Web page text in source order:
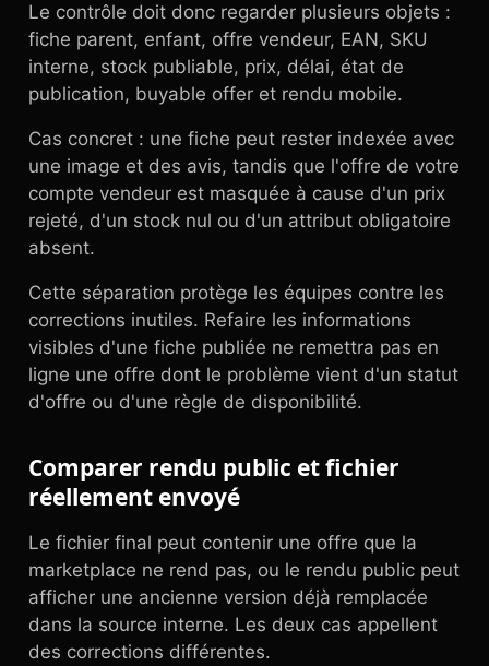
Le contrôle doit donc regarder plusieurs objets :
fiche parent, enfant, offre vendeur, EAN, SKU
interne, stock publiable, prix, délai, état de
publication, buyable offer et rendu mobile.
Cas concret : une fiche peut rester indexée avec
une image et des avis, tandis que l'offre de votre
compte vendeur est masquée à cause d'un prix
rejeté, d'un stock nul ou d'un attribut obligatoire
absent.
Cette séparation protège les équipes contre les
corrections inutiles. Refaire les informations
visibles d'une fiche publiée ne remettra pas en
ligne une offre dont le problème vient d'un statut
d'offre ou d'une règle de disponibilité.
Comparer rendu public et fichier
réellement envoyé
Le fichier final peut contenir une offre que la
marketplace ne rend pas, ou le rendu public peut
afficher une ancienne version déjà remplacée
dans la source interne. Les deux cas appellent
des corrections différentes.